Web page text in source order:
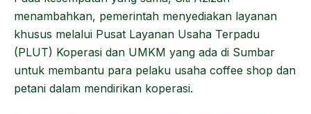
menambahkan, pemerintah menyediakan layanan
khusus melalui Pusat Layanan Usaha Terpadu
(PLUT) Koperasi dan UMKM yang ada di Sumbar
untuk membantu para pelaku usaha coffee shop dan
petani dalam mendirikan koperasi.